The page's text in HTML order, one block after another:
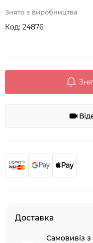
Знято з виробництва
Код: 24876
Доставка
Самовивіз